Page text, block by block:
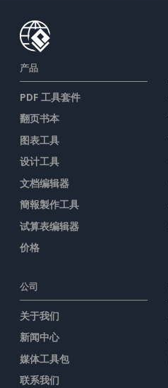
产品
PDF 工具套件
翻页书本
图表工具
设计工具
文档编辑器
簡報製作工具
试算表编辑器
价格
公司
关于我们
新闻中心
媒体工具包
联系我们